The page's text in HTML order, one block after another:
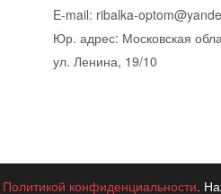
E-mail: ribalka-
Юр. адрес: Московская
ул. Ленина, 19/10
Политикой конфиденциальности .